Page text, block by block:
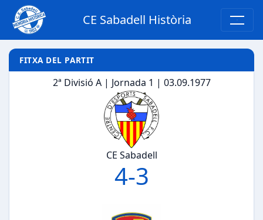
CE Sabadell Història
FITXA DEL PARTIT
2ª Divisió A | Jornada 1 | 03.09.1977
CE Sabadell
4-3